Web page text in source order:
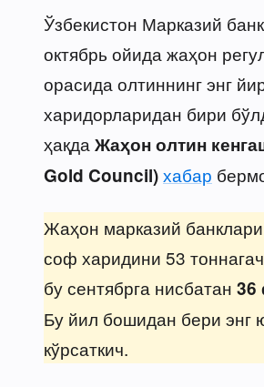
Ўзбекистон Марказий
октябрь ойида жаҳон
орасида олтиннинг энг
харидорларидан бири
ҳақда Жаҳон олтин
Gold Council)хабар
Жаҳон марказий
соф харидини 53
бу сентябрга нисбатан 36
Бу йил бошидан бери энг
кўрсаткич.